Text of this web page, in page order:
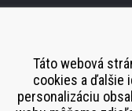
Prenájom tlačiarní
Náhradné plnenie
Odstoupení od smlouvy
Táto webová
cookies a ďalšie
personalizáciu